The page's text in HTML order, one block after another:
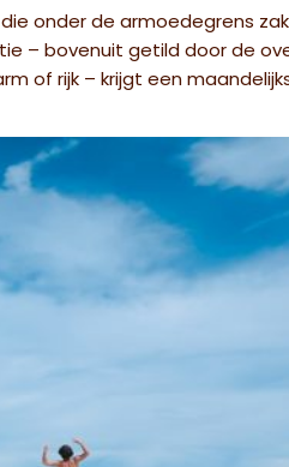
onder de armoedegrens
– bovenuit getild door de
of rijk – krijgt een